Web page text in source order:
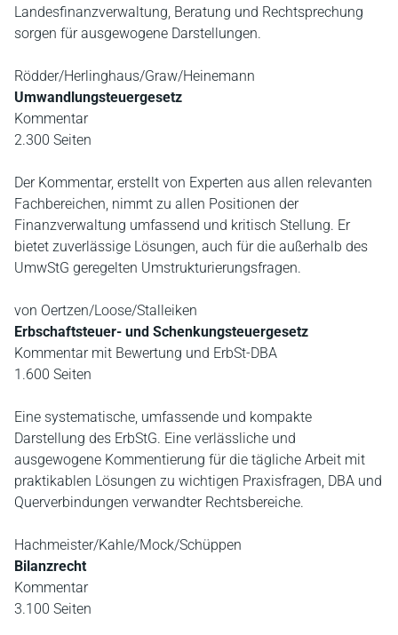
Landesfinanzverwaltung, Beratung und Rechtsprechung
sorgen für ausgewogene Darstellungen.
Rödder/Herlinghaus/Graw/Heinemann
Umwandlungsteuergesetz
Kommentar
2.300 Seiten
Der Kommentar, erstellt von Experten aus allen relevanten
Fachbereichen, nimmt zu allen Positionen der
Finanzverwaltung umfassend und kritisch Stellung. Er
bietet zuverlässige Lösungen, auch für die außerhalb des
UmwStG geregelten Umstrukturierungsfragen.
von Oertzen/Loose/Stalleiken
Erbschaftsteuer- und Schenkungsteuergesetz
Kommentar mit Bewertung und ErbSt-DBA
1.600 Seiten
Eine systematische, umfassende und kompakte
Darstellung des ErbStG. Eine verlässliche und
ausgewogene Kommentierung für die tägliche Arbeit mit
praktikablen Lösungen zu wichtigen Praxisfragen, DBA und
Querverbindungen verwandter Rechtsbereiche.
Hachmeister/Kahle/Mock/Schüppen
Bilanzrecht
Kommentar
3.100 Seiten